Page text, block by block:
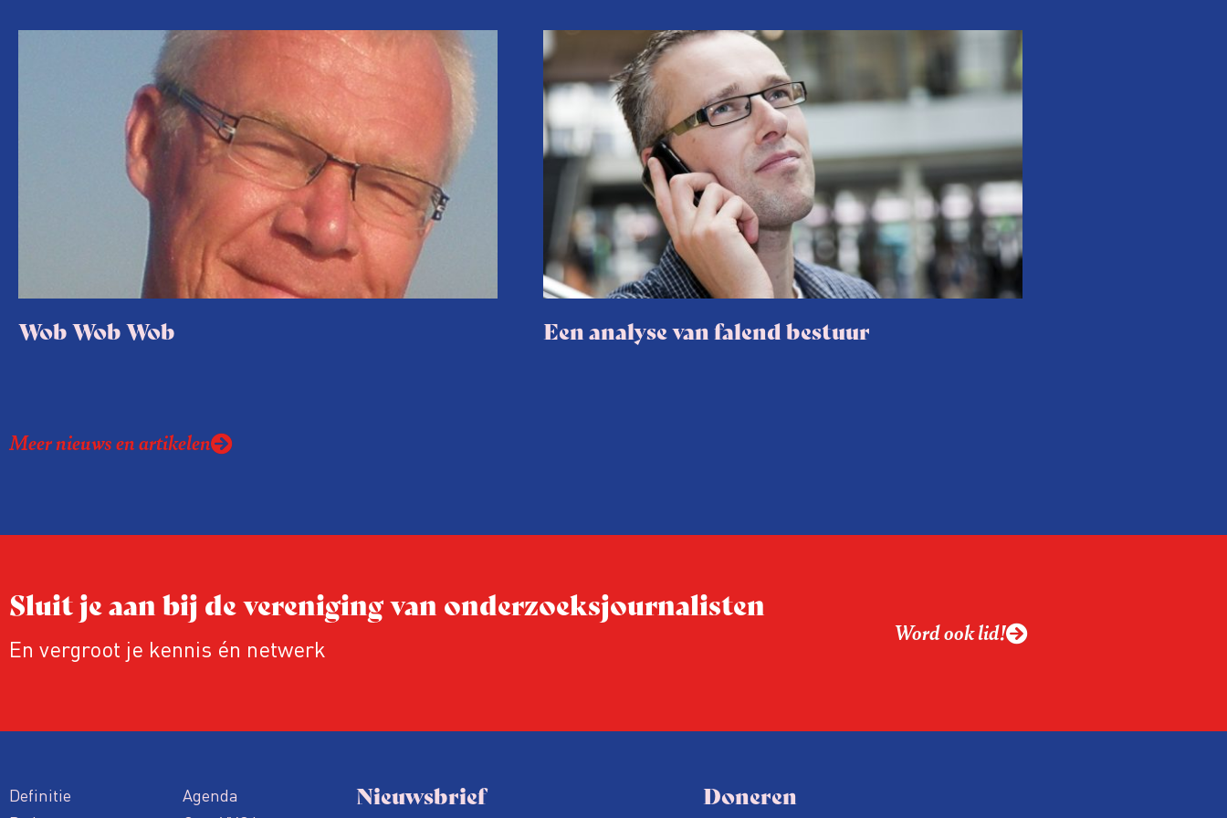
Wob Wob Wob Een analyse van falend bestuur
Meer nieuws en artikelen
Sluit je aan bij de vereniging van onderzoeksjournalisten
En vergroot je kennis én netwerk
Word ook lid!
Definitie
Agenda
Nieuwsbrief Doneren